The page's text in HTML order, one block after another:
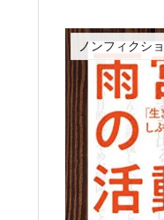
ノンフィクシ